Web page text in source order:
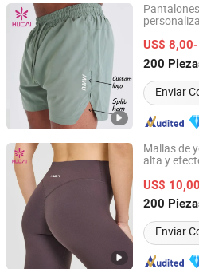
correr,
fitness
US$
200
Enviar
Dongguan Humen Hucai
Guangdong, China
Mallas de
alta y
gimnasio
US$
200
Enviar
Dongguan Humen Hucai
Guangdong, China